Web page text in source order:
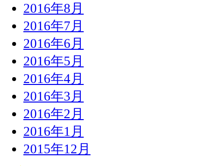
2016年8月
2016年7月
2016年6月
2016年5月
2016年4月
2016年3月
2016年2月
2016年1月
2015年12月